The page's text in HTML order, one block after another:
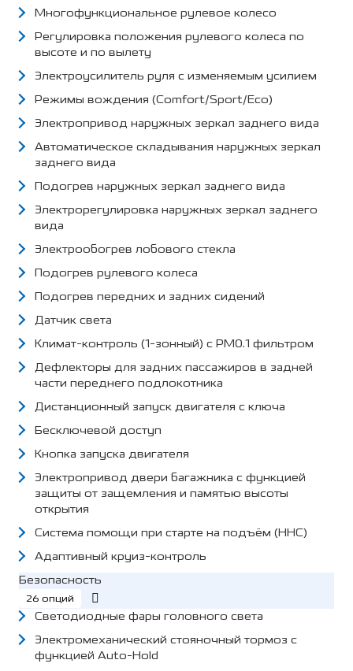
Многофункциональное рулевое колесо
Регулировка положения рулевого колеса по
высоте и по вылету
Электроусилитель руля с изменяемым усилием
Режимы вождения (Comfort/Sport/Eco)
Электропривод наружных зеркал заднего вида
Автоматическое складывания наружных зеркал
заднего вида
Подогрев наружных зеркал заднего вида
Электрорегулировка наружных зеркал заднего
вида
Электрообогрев лобового стекла
Подогрев рулевого колеса
Подогрев передних и задних сидений
Датчик света
Климат-контроль (1-зонный) с PM0.1 фильтром
Дефлекторы для задних пассажиров в задней
части переднего подлокотника
Дистанционный запуск двигателя с ключа
Бесключевой доступ
Кнопка запуска двигателя
Электропривод двери багажника с функцией
защиты от защемления и памятью высоты
открытия
Система помощи при старте на подъём (HHC)
Адаптивный круиз-контроль
Безопасность
26 опций
Светодиодные фары головного света
Электромеханический стояночный тормоз с
функцией Auto-Hold